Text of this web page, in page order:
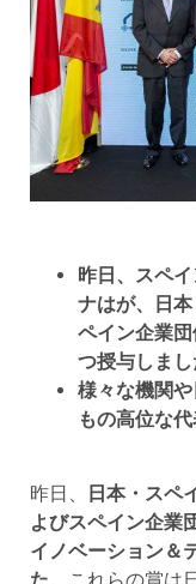
昨日、スペ
ナはが、日
ペイン企業
つ授与しまし
様々な機関
もの高位な代
昨日、
日本・スペ
よびスペイン企業
イノベーション＆